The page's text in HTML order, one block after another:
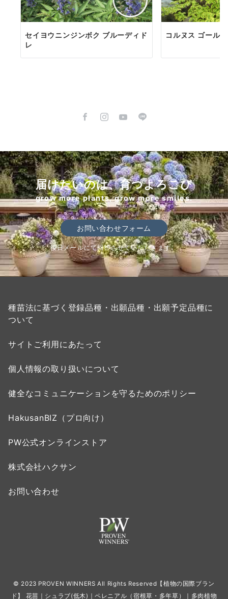
セイヨウニンジンボク ブルーディド
レ
コルヌス ゴール
届けたいのは、育つよろこび
grow more plants, grow more smiles.
お問い合わせフォーム
後日メールにて回答させていただきます。
種苗法に基づく登録品種・出願品種・出願予定品種に
ついて
サイトご利用にあたって
個人情報の取り扱いについて
健全なコミュニケーションを守るためのポリシー
HakusanBIZ（プロ向け）
PW公式オンラインストア
株式会社ハクサン
お問い合わせ
© 2023 PROVEN WINNERS All Rights Reserved【植物の国際ブラン
ド】 花苗｜シュラブ(低木)｜ペレニアル（宿根草・多年草）｜多肉植物